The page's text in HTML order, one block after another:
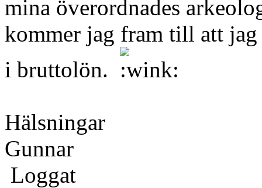
mina överordnades
kommer jag fram till att
i bruttolön.
Hälsningar
Gunnar
Loggat